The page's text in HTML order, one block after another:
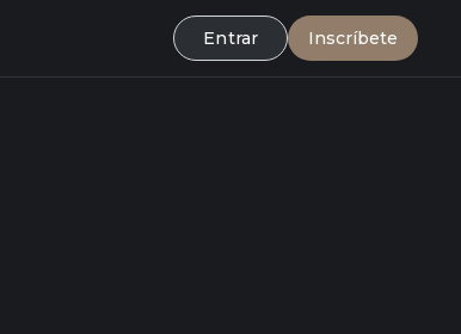
Entrar Inscríbete